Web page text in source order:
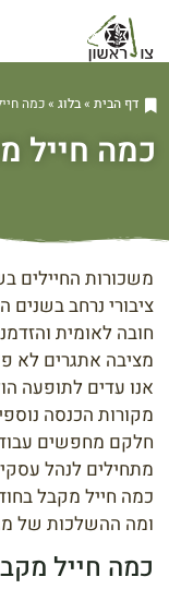
דף הבית »בלוג »כמה
כמה חייל
משכורות החיילים
ציבורי נרחב
חובה לאומית
מציבה אתגרים לא
אנו עדים לתופעה
מקורות הכנסה
חלקם מחפשים
מתחילים לנהל
כמה חייל מקבל
ומה ההשלכות של
כמה חייל